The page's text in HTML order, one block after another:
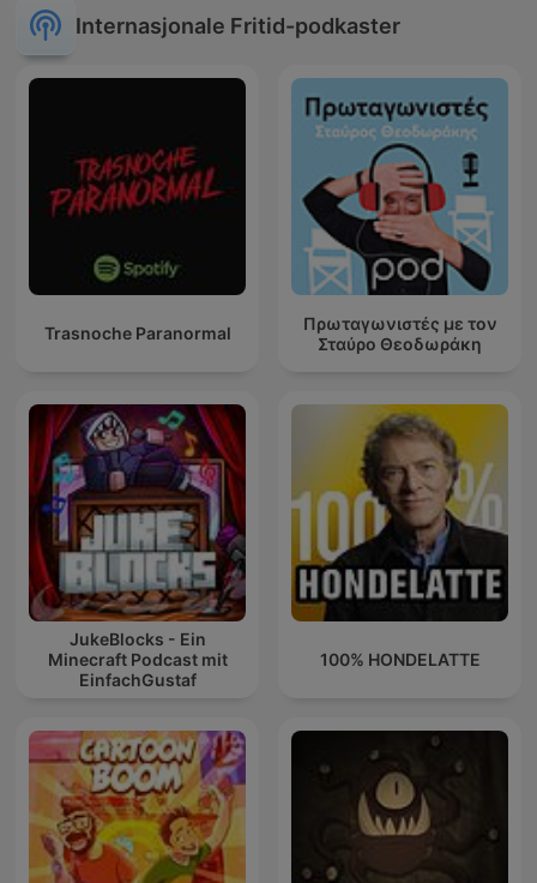
Internasjonale Fritid-podkaster
Trasnoche Paranormal
Πρωταγωνιστές με τον
Σταύρο Θεοδωράκη
JukeBlocks - Ein
Minecraft Podcast mit
EinfachGustaf
100% HONDELATTE